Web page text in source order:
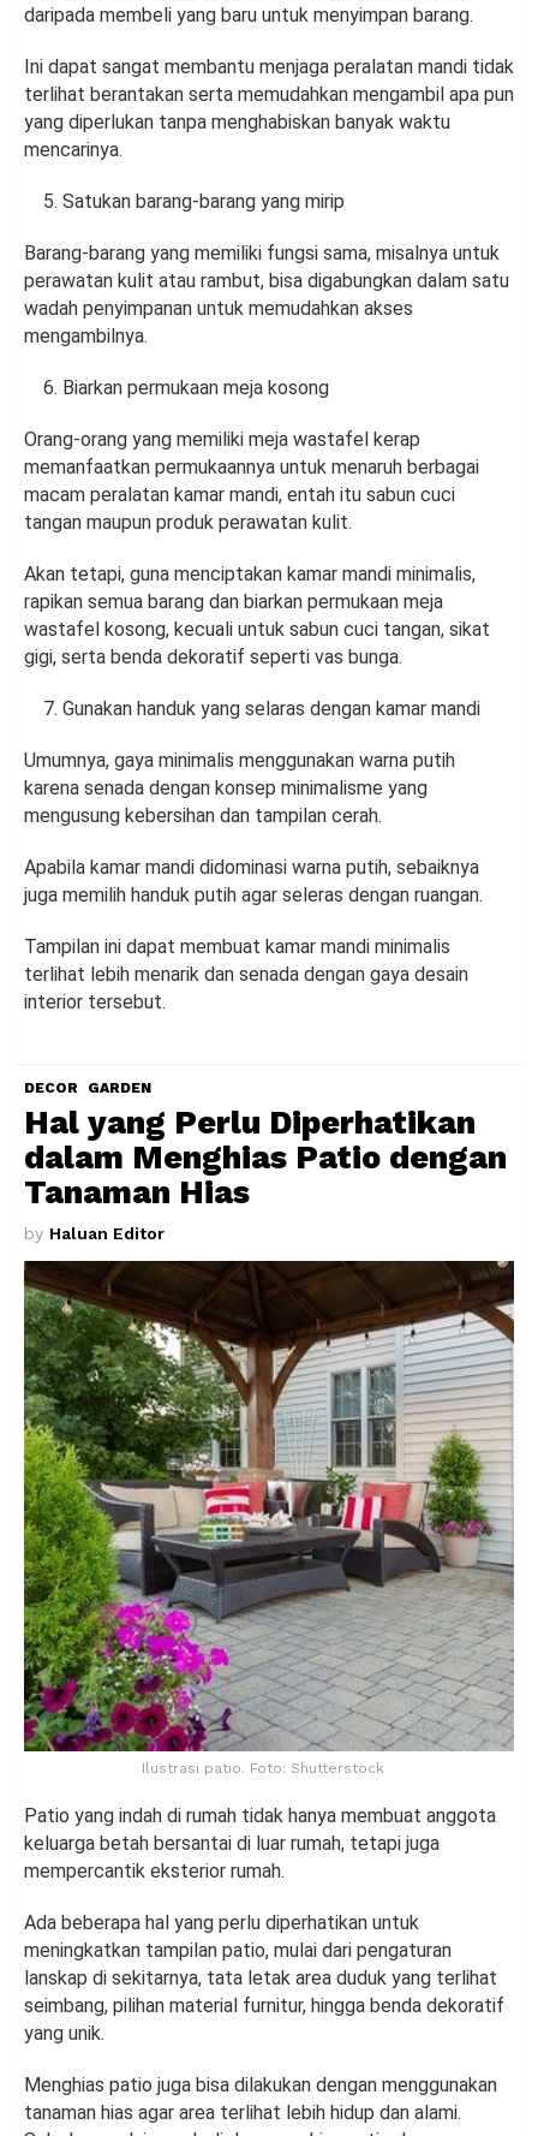
daripada membeli yang baru untuk menyimpan barang.
Ini dapat sangat membantu menjaga peralatan mandi tidak
terlihat berantakan serta memudahkan mengambil apa pun
yang diperlukan tanpa menghabiskan banyak waktu
mencarinya.
Satukan barang-barang yang mirip
Barang-barang yang memiliki fungsi sama, misalnya untuk
perawatan kulit atau rambut, bisa digabungkan dalam satu
wadah penyimpanan untuk memudahkan akses
mengambilnya.
Biarkan permukaan meja kosong
Orang-orang yang memiliki meja wastafel kerap
memanfaatkan permukaannya untuk menaruh berbagai
macam peralatan kamar mandi, entah itu sabun cuci
tangan maupun produk perawatan kulit.
Akan tetapi, guna menciptakan kamar mandi minimalis,
rapikan semua barang dan biarkan permukaan meja
wastafel kosong, kecuali untuk sabun cuci tangan, sikat
gigi, serta benda dekoratif seperti vas bunga.
Gunakan handuk yang selaras dengan kamar mandi
Umumnya, gaya minimalis menggunakan warna putih
karena senada dengan konsep minimalisme yang
mengusung kebersihan dan tampilan cerah.
Apabila kamar mandi didominasi warna putih, sebaiknya
juga memilih handuk putih agar seleras dengan ruangan.
Tampilan ini dapat membuat kamar mandi minimalis
terlihat lebih menarik dan senada dengan gaya desain
interior tersebut.
DECOR GARDEN
Hal yang Perlu Diperhatikan
dalam Menghias Patio dengan
Tanaman Hias
by Haluan Editor
Ilustrasi patio. Foto: Shutterstock
Patio yang indah di rumah tidak hanya membuat anggota
keluarga betah bersantai di luar rumah, tetapi juga
mempercantik eksterior rumah.
Ada beberapa hal yang perlu diperhatikan untuk
meningkatkan tampilan patio, mulai dari pengaturan
lanskap di sekitarnya, tata letak area duduk yang terlihat
seimbang, pilihan material furnitur, hingga benda dekoratif
yang unik.
Menghias patio juga bisa dilakukan dengan menggunakan
tanaman hias agar area terlihat lebih hidup dan alami.